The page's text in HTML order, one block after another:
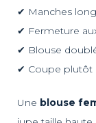
✔ Manches
✔ Fermeture
✔ Blouse
✔ Coupe plutôt
Une blouse